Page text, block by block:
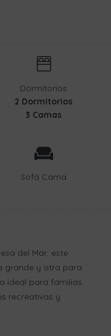
Dormitorios
2 Dormitorios
3 Camas
Sofá Cama
del Mar, este
grande y otra para
ideal para familias.
recreativas y